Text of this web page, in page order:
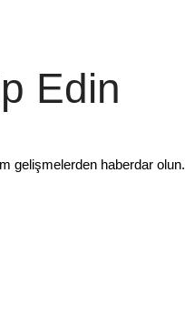
Edin
gelişmelerden haberdar olun.